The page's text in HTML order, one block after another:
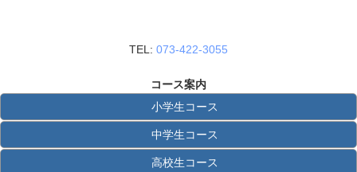
TEL: 073-422-3055
コース案内
小学生コース
中学生コース
高校生コース